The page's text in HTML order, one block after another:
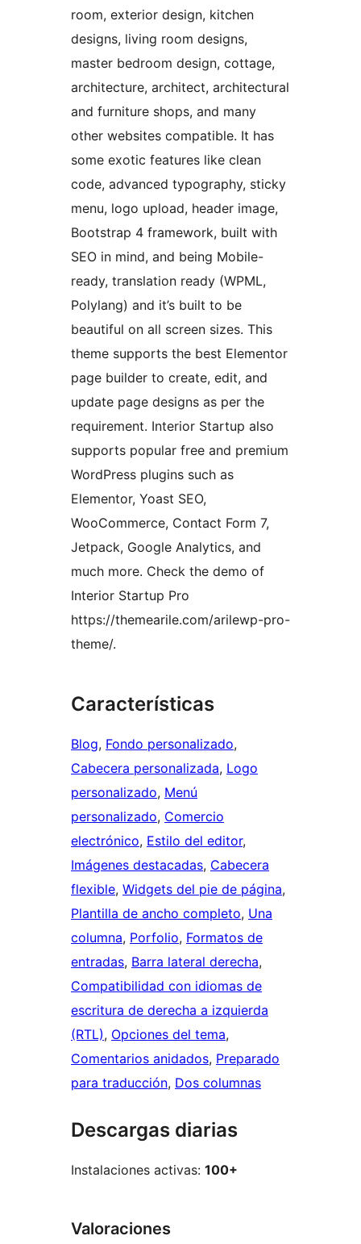
room, exterior design, kitchen
designs, living room designs,
master bedroom design, cottage,
architecture, architect, architectural
and furniture shops, and many
other websites compatible. It has
some exotic features like clean
code, advanced typography, sticky
menu, logo upload, header image,
Bootstrap 4 framework, built with
SEO in mind, and being Mobile-
ready, translation ready (WPML,
Polylang) and it’s built to be
beautiful on all screen sizes. This
theme supports the best Elementor
page builder to create, edit, and
update page designs as per the
requirement. Interior Startup also
supports popular free and premium
WordPress plugins such as
Elementor, Yoast SEO,
WooCommerce, Contact Form 7,
Jetpack, Google Analytics, and
much more. Check the demo of
Interior Startup Pro
https://themearile.com/arilewp-pro-
theme/.
Características
Blog, Fondo personalizado
Cabecera personalizada, Logo
personalizado, Menú
personalizado, Comercio
electrónico, Estilo del editor
Imágenes destacadas, Cabecera
flexible, Widgets del pie de página
Plantilla de ancho completo, Una
columna, Porfolio, Formatos de
entradas, Barra lateral derecha
Compatibilidad con idiomas de
escritura de derecha a izquierda
(RTL), Opciones del tema
Comentarios anidados, Preparado
para traducción, Dos columnas
Descargas diarias
Instalaciones activas: 100+
Valoraciones